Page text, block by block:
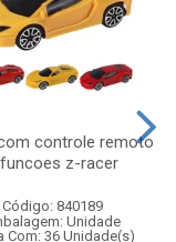
controle remoto
z-racer
Código: 840189
Unidade
Com: 36 Unidade(s)